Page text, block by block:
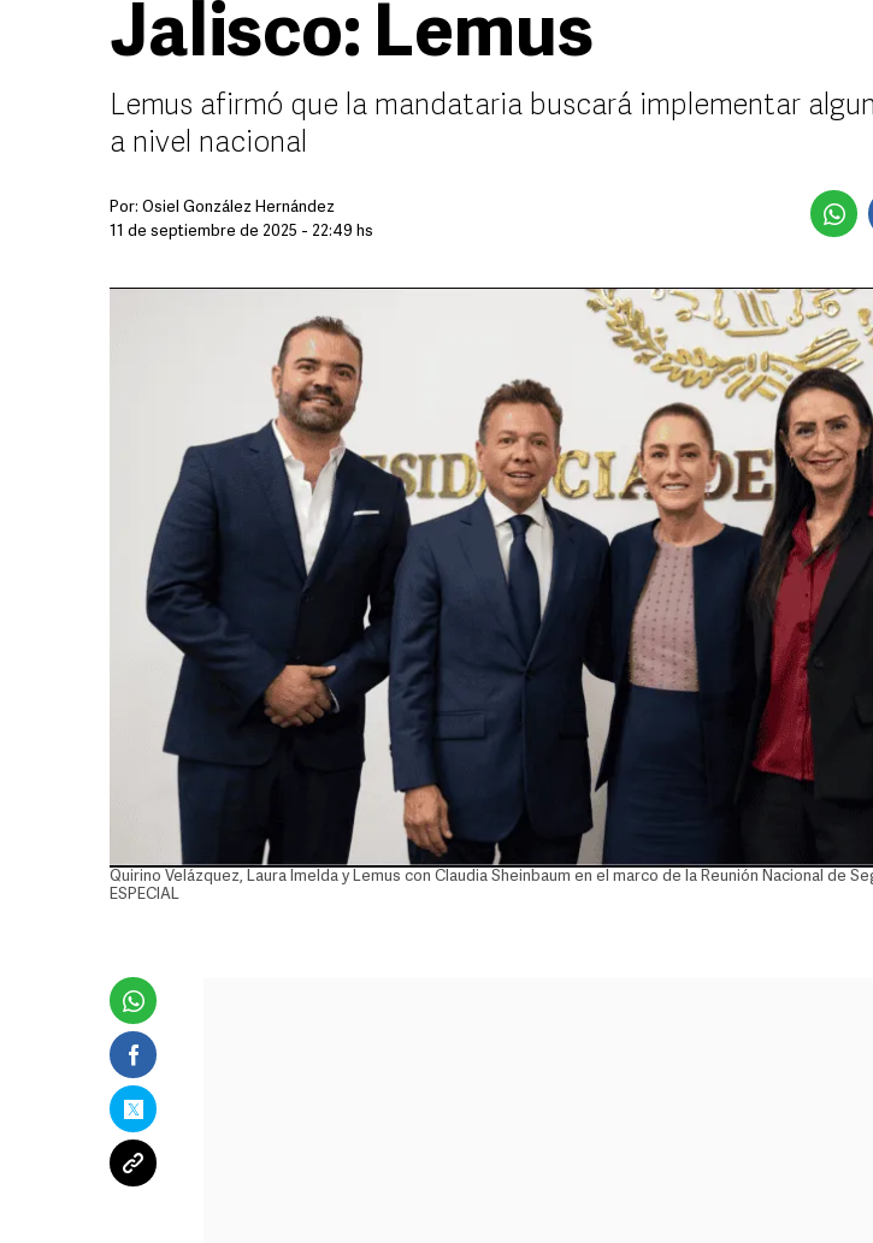
Jalisco: Lemus
Lemus afirmó que la mandataria buscará implementar
a nivel nacional
Por: Osiel González Hernández
11 de septiembre de 2025 - 22:49 hs
Quirino Velázquez, Laura Imelda y Lemus con Claudia Sheinbaum en el marco de la Reunión Nacional de
ESPECIAL